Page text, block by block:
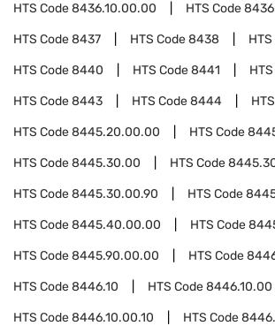
HTS Code8436.10.00.00 HTS Code
HTS Code8437 HTS Code8438
HTS Code8440 HTS Code8441
HTS Code8443 HTS Code8444
HTS Code8445.20.00.00 HTS Code
HTS Code8445.30.00 HTS Code
HTS Code8445.30.00.90 HTS Code
HTS Code8445.40.00.00 HTS Code
HTS Code8445.90.00.00 HTS Code
HTS Code8446.10 HTS Code8446.10.00
HTS Code8446.10.00.10 HTS Code